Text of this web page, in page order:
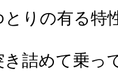
りの有る特
詰めて乗っ